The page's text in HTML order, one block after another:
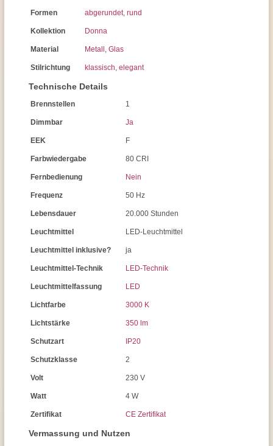
Formen abgerundet, rund
Kollektion Donna
Material Metall , Glas
Stilrichtung klassisch, elegant
Technische Details
Brennstellen 1
Dimmbar Ja
EEK F
Farbwiedergabe 80 CRI
Fernbedienung Nein
Frequenz 50 Hz
Lebensdauer 20.000 Stunden
Leuchtmittel LED-Leuchtmittel
Leuchtmittel inklusive? ja
Leuchtmittel-Technik LED-Technik
Leuchtmittelfassung LED
Lichtfarbe 3000 K
Lichtstärke 350 lm
Schutzart IP20
Schutzklasse 2
Volt 230 V
Watt 4 W
Zertifikat CE Zertifikat
Vermassung und Nutzen